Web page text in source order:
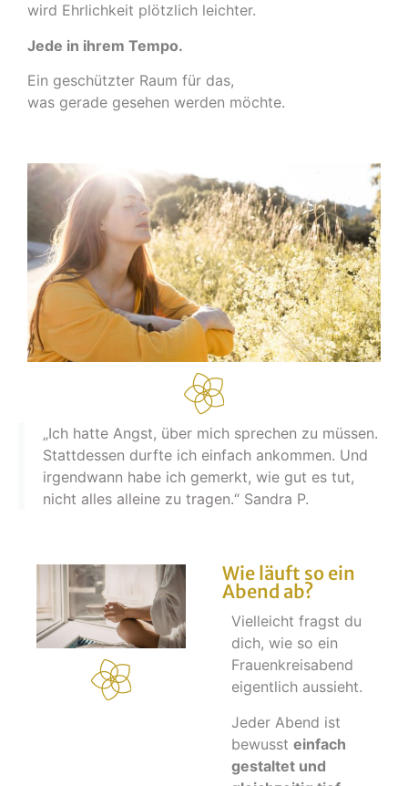
wird Ehrlichkeit plötzlich leichter.
Jede in ihrem Tempo.
Ein geschützter Raum für das,
was gerade gesehen werden möchte.
„Ich hatte Angst, über mich sprechen zu müssen.
Stattdessen durfte ich einfach ankommen. Und
irgendwann habe ich gemerkt, wie gut es tut,
nicht alles alleine zu tragen.“ Sandra P.
Wie läuft so ein
Abend ab?
Vielleicht fragst du
dich, wie so ein
Frauenkreisabend
eigentlich aussieht.
Jeder Abend ist
bewusst einfach
gestaltet und